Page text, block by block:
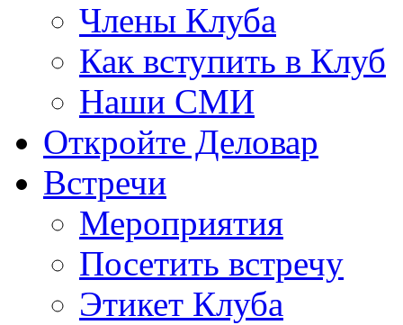
Члены Клуба
Как вступить в Клуб
Наши СМИ
Откройте Деловар
Встречи
Мероприятия
Посетить встречу
Этикет Клуба